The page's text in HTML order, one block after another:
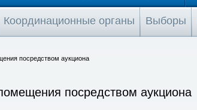
Координационные органы Выборы
посредством аукциона
посредством аукциона